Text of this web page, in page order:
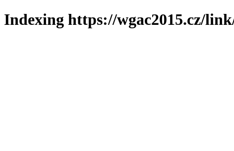
Indexing https://wgac2015.cz/